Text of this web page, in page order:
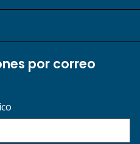
por correo